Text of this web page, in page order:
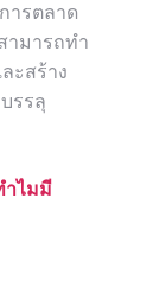
ารตลาด
ามารถทำ
ะสร้าง
รรลุ
ำไมมี